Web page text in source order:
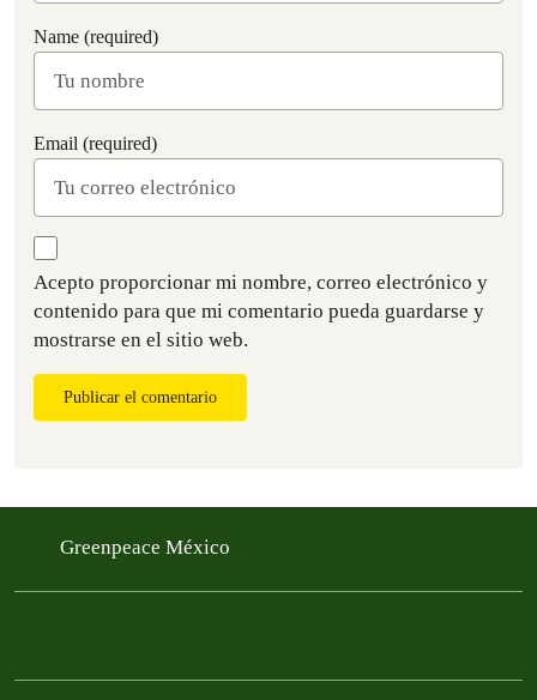
Name (required)
Email (required)
Acepto proporcionar mi nombre, correo electrónico y
contenido para que mi comentario pueda guardarse y
mostrarse en el sitio web.
Publicar el comentario
Greenpeace México